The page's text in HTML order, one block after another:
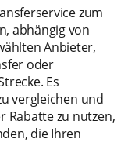
zum
abhängig von
Anbieter,
oder
Es
vergleichen und
Rabatte zu nutzen,
die Ihren